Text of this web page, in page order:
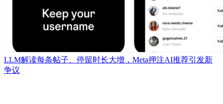
LLM解读每条帖子、停留时长大增，Meta押注AI推荐引发新
争议